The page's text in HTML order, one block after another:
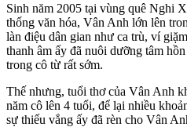
Sinh năm 2005 tại vùng quê Nghi
thống văn hóa, Vân Anh lớn lên
làn điệu dân gian như ca trù, ví
thanh âm ấy đã nuôi dưỡng tâm
trong cô từ rất sớm.
Thế nhưng, tuổi thơ của Vân Anh
năm cô lên 4 tuổi, để lại nhiều
sự thiếu vắng ấy đã rèn cho Vân